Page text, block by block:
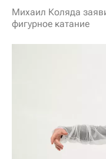
Михаил Коляда
фигурное катание